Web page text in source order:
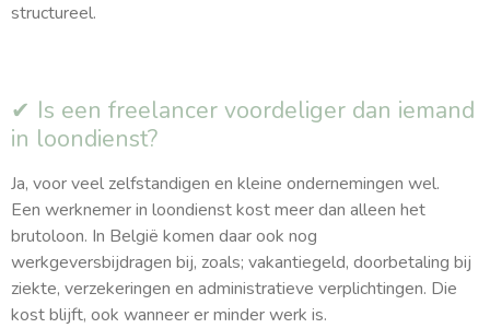
structureel.
✔ Is een freelancer voordeliger dan iemand
in loondienst?
Ja, voor veel zelfstandigen en kleine ondernemingen wel.
Een werknemer in loondienst kost meer dan alleen het
brutoloon. In België komen daar ook nog
werkgeversbijdragen bij, zoals; vakantiegeld, doorbetaling bij
ziekte, verzekeringen en administratieve verplichtingen. Die
kost blijft, ook wanneer er minder werk is.